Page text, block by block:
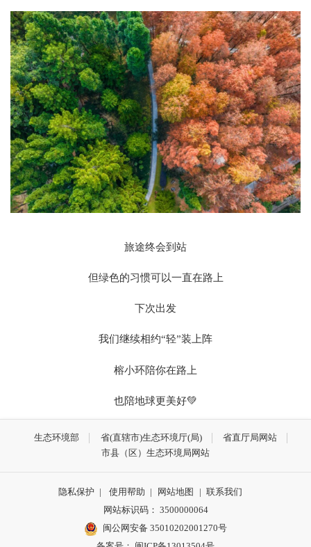
旅途终会到站
但绿色的习惯可以一直在路上
下次出发
我们继续相约“轻”装上阵
榕小环陪你在路上
也陪地球更美好💚
生态环境部 省(直辖市)生态环境厅(局)
省直厅局网站
市县（区）生态环境局网站
隐私保护 | 使用帮助 | 网站地图 | 联系我们
网站标识码： 3500000064
闽公网安备 35010202001270号